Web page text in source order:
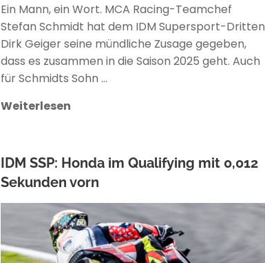
Ein Mann, ein Wort. MCA Racing-Teamchef
Stefan Schmidt hat dem IDM Supersport-Dritten
Dirk Geiger seine mündliche Zusage gegeben,
dass es zusammen in die Saison 2025 geht. Auch
für Schmidts Sohn …
Weiterlesen
IDM SSP: Honda im Qualifying mit 0,012
Sekunden vorn